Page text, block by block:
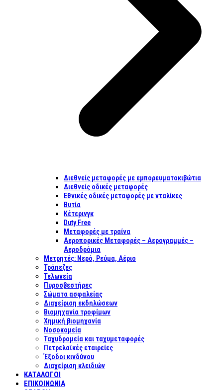
Διεθνείς μεταφορές με εμπορευματοκιβώτια
Διεθνείς οδικές μεταφορές
Εθνικές οδικές μεταφορές με νταλίκες
Βυτία
Κέτερινγκ
Duty Free
Μεταφορές με τραίνα
Αεροπορικές Μεταφορές – Αερογραμμές –
Αεροδρόμια
Μετρητές: Νερό, Ρεύμα, Αέριο
Τράπεζες
Τελωνεία
Πυροσβεστήρες
Σώματα ασφαλείας
Διαχείριση εκδηλώσεων
Βιομηχανία τροφίμων
Χημική βιομηχανία
Νοσοκομεία
Ταχυδρομεία και ταχυμεταφορές
Πετρελαϊκές εταιρείες
Έξοδοι κινδύνου
Διαχείριση κλειδιών
ΚΑΤΑΛΟΓΟΙ
ΕΠΙΚΟΙΝΩΝΊΑ